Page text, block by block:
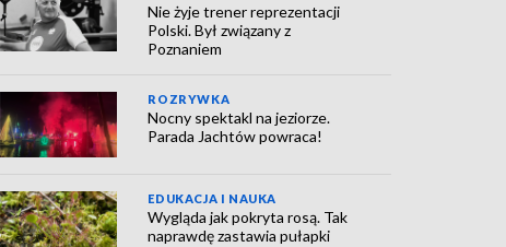
Nie żyje trener reprezentacji
Polski. Był związany z
Poznaniem
ROZRYWKA
Nocny spektakl na jeziorze.
Parada Jachtów powraca!
EDUKACJA I NAUKA
Wygląda jak pokryta rosą. Tak
naprawdę zastawia pułapki